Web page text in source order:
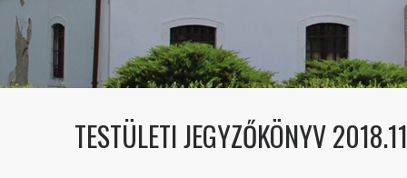
TESTÜLETI JEGYZŐKÖNYV